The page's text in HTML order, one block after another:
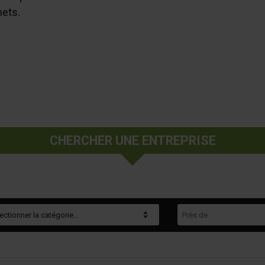
CHERCHER UNE ENTREPRISE